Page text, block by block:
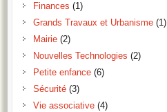
Finances (1)
Grands Travaux et Urbanisme(1)
Mairie(2)
Nouvelles Technologies (2)
Petite enfance(6)
Sécurité(3)
Vie associative(4)